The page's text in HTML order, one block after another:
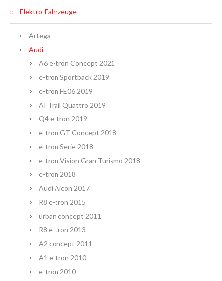
Elektro-Fahrzeuge
Artega
Audi
A6 e-tron Concept 2021
e-tron Sportback 2019
e-tron FE06 2019
AI Trail Quattro 2019
Q4 e-tron 2019
e-tron GT Concept 2018
e-tron Serie 2018
e-tron Vision Gran Turismo 2018
e-tron 2018
Audi Aicon 2017
R8 e-tron 2015
urban concept 2011
R8 e-tron 2013
A2 concept 2011
A1 e-tron 2010
e-tron 2010